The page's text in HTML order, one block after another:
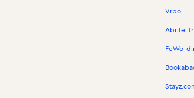
Vrbo
Abritel.fr
FeWo-